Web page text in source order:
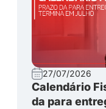
27/07/2026
Calendário
da para